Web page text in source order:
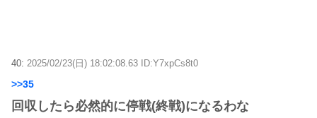
40: 2025/02/23(日) 18:02:08.63 ID:Y7xpCs8t0
>>35
回収したら必然的に停戦(終戦)になるわな